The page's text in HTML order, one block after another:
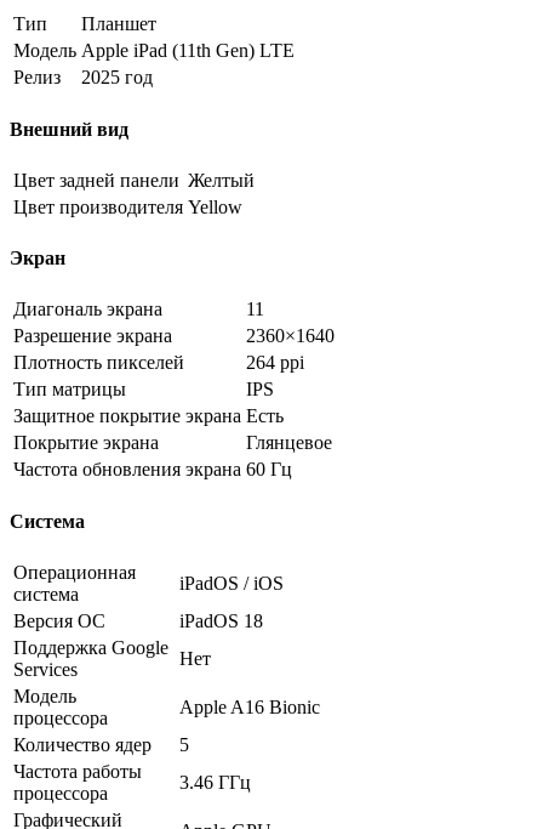
Тип
Планшет
Модель Apple iPad (11th Gen) LTE
Релиз
2025 год
Внешний вид
Цвет задней панели Желтый
Цвет производителя Yellow
Экран
Диагональ экрана
11
Разрешение экрана
2360×1640
Плотность пикселей
264 ppi
Тип матрицы
IPS
Защитное покрытие экрана Есть
Покрытие экрана
Глянцевое
Частота обновления экрана 60 Гц
Система
Операционная
система
iPadOS / iOS
Версия ОС
iPadOS 18
Поддержка Google
Services
Нет
Модель
процессора
Apple A16 Bionic
Количество ядер
5
Частота работы
процессора
3.46 ГГц
Графический